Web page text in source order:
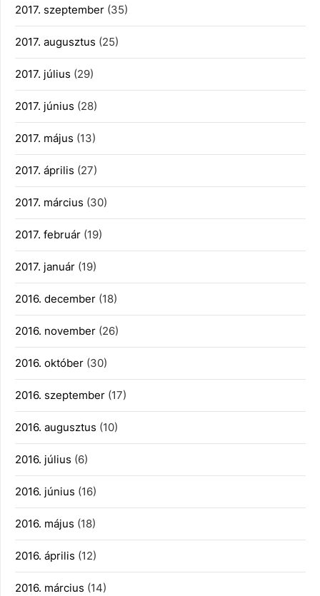
2017. szeptember (35)
2017. augusztus (25)
2017. július (29)
2017. június (28)
2017. május (13)
2017. április (27)
2017. március (30)
2017. február (19)
2017. január (19)
2016. december (18)
2016. november (26)
2016. október (30)
2016. szeptember (17)
2016. augusztus (10)
2016. július (6)
2016. június (16)
2016. május (18)
2016. április (12)
2016. március (14)